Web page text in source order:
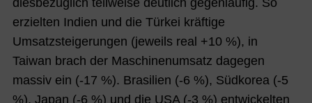
erzielten Indien und die Türkei kräftige
Umsatzsteigerungen (jeweils real +10 %), in
Taiwan brach der Maschinenumsatz dagegen
massiv ein (-17 %). Brasilien (-6 %), Südkorea (-5
%), Japan (-6 %) und die USA (-3 %) entwickelten